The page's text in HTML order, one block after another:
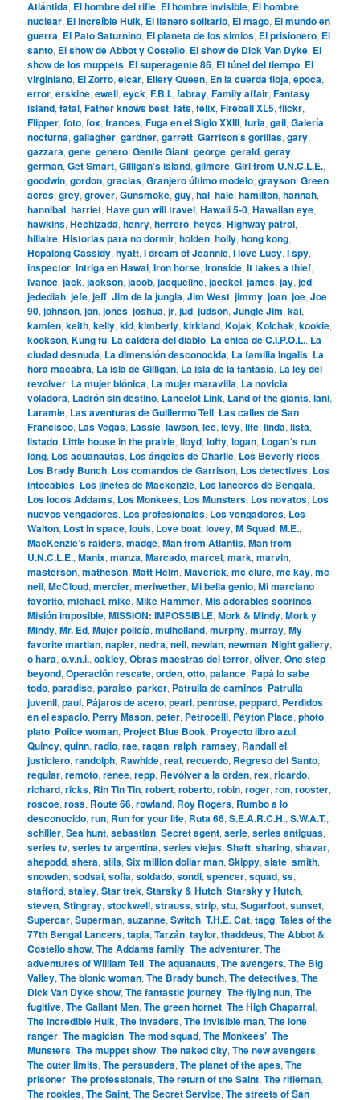
Atlántida, El hombre del rifle, El hombre invisible, El hombre
nuclear, El increíble Hulk, El llanero solitario, El mago, El mundo en
guerra, El Pato Saturnino, El planeta de los simios, El prisionero, El
santo, El show de Abbot y Costello, El show de Dick Van Dyke, El
show de los muppets, El superagente 86, El túnel del tiempo, El
virginiano, El Zorro,elcar, Ellery Queen, En la cuerda floja,epoca,
error,erskine,ewell,eyck,F.B.I.,fabray,Family affair,Fantasy
island,fatal,Father knows best,fats,felix,Fireball XL5,flickr,
Flipper,foto,fox,frances,Fuga en el Siglo XXIII,furia,gail,Galería
nocturna,gallagher,gardner,garrett,Garrison’s gorillas,gary,
gazzara,gene,genero,Gentle Giant,george,gerald,geray,
german,Get Smart,Gilligan’s island,gilmore,Girl from U.N.C.L.E.,
goodwin,gordon,gracias,Granjero último modelo,grayson,Green
acres,grey,grover,Gunsmoke,guy,hal,hale,hamilton,hannah,
hannibal,harriet,Have gun will travel,Hawaii 5-0,Hawaiian eye,
hawkins,Hechizada,henry,herrero,heyes,Highway patrol,
hillaire,Historias para no dormir,holden,holly,hong kong,
Hopalong Cassidy,hyatt,I dream of Jeannie,I love Lucy,I spy,
inspector,Intriga en Hawai,Iron horse,Ironside,It takes a thief,
Ivanoe,jack,jackson,jacob,jacqueline,jaeckel,james,jay,jed,
jedediah,jefe,jeff,Jim de la jungla,Jim West,jimmy,joan,joe,Joe
90,johnson,jon,jones,joshua,jr,jud,judson,Jungle Jim,kai,
kamien,keith,kelly,kid,kimberly,kirkland,Kojak,Kolchak,kookie,
kookson,Kung fu, La caldera del diablo, La chica de C.I.P.O.L., La
ciudad desnuda, La dimensión desconocida, La familia Ingalls, La
hora macabra, La isla de Gilligan, La isla de la fantasía, La ley del
revolver, La mujer biónica, La mujer maravilla, La novicia
voladora, Ladrón sin destino, Lancelot Link, Land of the giants,lani,
Laramie, Las aventuras de Guillermo Tell, Las calles de San
Francisco, Las Vegas, Lassie,lawson,lee,levy,life,linda,lista,
listado, Little house in the prairie,lloyd,lofty,logan, Logan´s run,
long, Los acuanautas, Los ángeles de Charlie, Los Beverly ricos,
Los Brady Bunch, Los comandos de Garrison, Los detectives, Los
intocables, Los jinetes de Mackenzie, Los lanceros de Bengala,
Los locos Addams, Los Monkees, Los Munsters, Los novatos, Los
nuevos vengadores, Los profesionales, Los vengadores, Los
Walton, Lost in space,louis, Love boat,lovey,M Squad,M.E.,
MacKenzie’s raiders,madge,Man from Atlantis,Man from
U.N.C.L.E.,Manix,manza,Marcado,marcel,mark,marvin,
masterson,matheson,Matt Helm,Maverick,mc clure,mc kay,mc
neil,McCloud,mercier,meriwether,Mi bella genio,Mi marciano
favorito,michael,mike,Mike Hammer,Mis adorables sobrinos,
Misión imposible,MISSION: IMPOSSIBLE,Mork & Mindy,Mork y
Mindy,Mr. Ed,Mujer policía,mulholland,murphy,murray,My
favorite martian,napier,nedra,neil,newlan,newman,Night gallery,
o hara,o.v.n.i.,oakley,Obras maestras del terror,oliver,One step
beyond,Operación rescate,orden,otto,palance, Papá lo sabe
todo,paradise,paraiso,parker, Patrulla de caminos, Patrulla
juvenil,paul, Pájaros de acero,pearl,penrose,peppard, Perdidos
en el espacio, Perry Mason,peter, Petrocelli, Peyton Place,photo,
plato, Police woman, Project Blue Book, Proyecto libro azul,
Quincy,quinn,radio,rae,ragan,ralph,ramsey, Randall el
justiciero,randolph, Rawhide,real,recuerdo, Regreso del Santo,
regular,remoto,renee,repp, Revólver a la orden,rex,ricardo,
richard,ricks, Rin Tin Tin,robert,roberto,robin,roger,ron,rooster,
roscoe,ross, Route 66,rowland, Roy Rogers, Rumbo a lo
desconocido,run, Run for your life, Ruta 66,S.E.A.R.C.H.,S.W.A.T.,
schiller,Sea hunt,sebastian,Secret agent,serie,series antiguas,
series tv,series tv argentina,series viejas,Shaft,sharing,shavar,
shepodd,shera,sills,Six million dollar man,Skippy,slate,smith,
snowden,sodsai,sofia,soldado,sondi,spencer,squad,ss,
stafford,staley,Star trek,Starsky & Hutch,Starsky y Hutch,
steven,Stingray,stockwell,strauss,strip,stu,Sugarfoot,sunset,
Supercar,Superman,suzanne,Switch,T.H.E. Cat,tagg,Tales of the
77th Bengal Lancers,tapia,Tarzán,taylor,thaddeus,The Abbot &
Costello show,The Addams family,The adventurer,The
adventures of William Tell,The aquanauts,The avengers,The Big
Valley,The bionic woman,The Brady bunch,The detectives,The
Dick Van Dyke show,The fantastic journey,The flying nun,The
fugitive,The Gallant Men,The green hornet,The High Chaparral,
The incredible Hulk,The invaders,The invisible man,The lone
ranger,The magician,The mod squad,The Monkees’,The
Munsters,The muppet show,The naked city,The new avengers,
The outer limits,The persuaders,The planet of the apes,The
prisoner,The professionals,The return of the Saint,The rifleman,
The rookies,The Saint,The Secret Service,The streets of San